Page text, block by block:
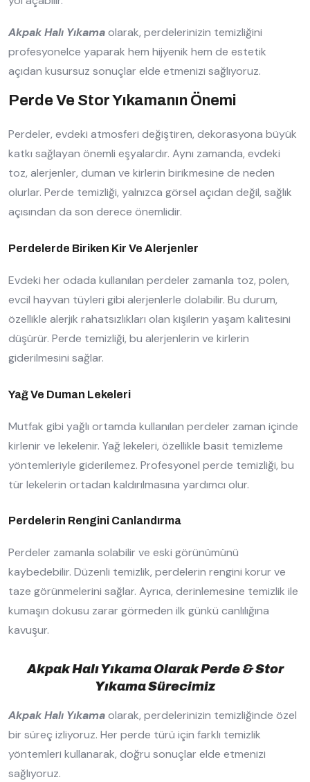
Akpak Halı Yıkamaolarak, perdelerinizin temizliğini
profesyonelce yaparak hem hijyenik hem de estetik
açıdan kusursuz sonuçlar elde etmenizi sağlıyoruz.
Perde Ve Stor Yıkamanın Önemi
Perdeler, evdeki atmosferi değiştiren, dekorasyona büyük
katkı sağlayan önemli eşyalardır. Aynı zamanda, evdeki
toz, alerjenler, duman ve kirlerin birikmesine de neden
olurlar. Perde temizliği, yalnızca görsel açıdan değil, sağlık
açısından da son derece önemlidir.
Perdelerde Biriken Kir Ve Alerjenler
Evdeki her odada kullanılan perdeler zamanla toz, polen,
evcil hayvan tüyleri gibi alerjenlerle dolabilir. Bu durum,
özellikle alerjik rahatsızlıkları olan kişilerin yaşam kalitesini
düşürür. Perde temizliği, bu alerjenlerin ve kirlerin
giderilmesini sağlar.
Yağ Ve Duman Lekeleri
Mutfak gibi yağlı ortamda kullanılan perdeler zaman içinde
kirlenir ve lekelenir. Yağ lekeleri, özellikle basit temizleme
yöntemleriyle giderilemez. Profesyonel perde temizliği, bu
tür lekelerin ortadan kaldırılmasına yardımcı olur.
Perdelerin Rengini Canlandırma
Perdeler zamanla solabilir ve eski görünümünü
kaybedebilir. Düzenli temizlik, perdelerin rengini korur ve
taze görünmelerini sağlar. Ayrıca, derinlemesine temizlik ile
kumaşın dokusu zarar görmeden ilk günkü canlılığına
kavuşur.
Akpak Halı Yıkama Olarak Perde & Stor
Yıkama Sürecimiz
Akpak Halı Yıkamaolarak, perdelerinizin temizliğinde özel
bir süreç izliyoruz. Her perde türü için farklı temizlik
yöntemleri kullanarak, doğru sonuçlar elde etmenizi
sağlıyoruz.